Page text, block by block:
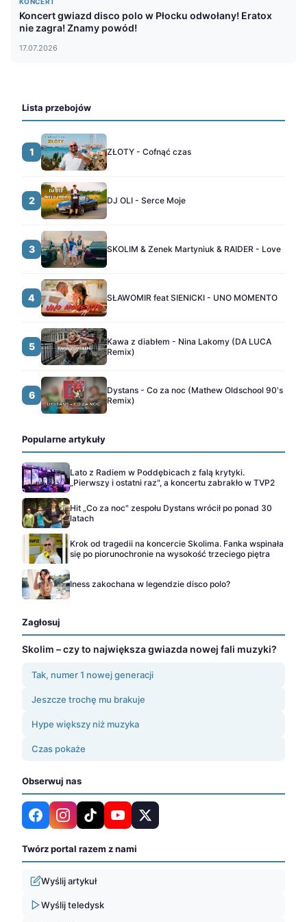
Koncert gwiazd disco polo w Płocku odwołany! Eratox
nie zagra! Znamy powód!
17.07.2026
Lista przebojów
1 ZŁOTY - Cofnąć czas
2 DJ OLI - Serce Moje
3 SKOLIM & Zenek Martyniuk & RAIDER - Love
4 SŁAWOMIR feat SIENICKI - UNO MOMENTO
5
Kawa z diabłem - Nina Lakomy (DA LUCA
Remix)
6
Dystans - Co za noc (Mathew Oldschool 90's
Remix)
Popularne artykuły
Lato z Radiem w Poddębicach z falą krytyki.
„Pierwszy i ostatni raz", a koncertu zabrakło w TVP2
Hit „Co za noc" zespołu Dystans wrócił po ponad 30
latach
Krok od tragedii na koncercie Skolima. Fanka wspinała
się po piorunochronie na wysokość trzeciego piętra
Iness zakochana w legendzie disco polo?
Zagłosuj
Skolim – czy to największa gwiazda nowej fali muzyki?
Tak, numer 1 nowej generacji
Jeszcze trochę mu brakuje
Hype większy niż muzyka
Czas pokaże
Obserwuj nas
Twórz portal razem z nami
Wyślij artykuł
Wyślij teledysk